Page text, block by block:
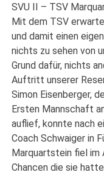
SVU II – TSV
Mit dem TSV
und damit einen
nichts zu sehen von
Grund dafür, nichts
Auftritt unserer
Simon Eisenberger,
Ersten Mannschaft
auflief, konnte nach
Coach Schwaiger in
Marquartstein fiel im
Chancen die sie